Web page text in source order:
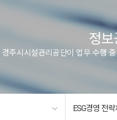
정
경주시시설관리공단이 업무 수행
ESG경영 전략